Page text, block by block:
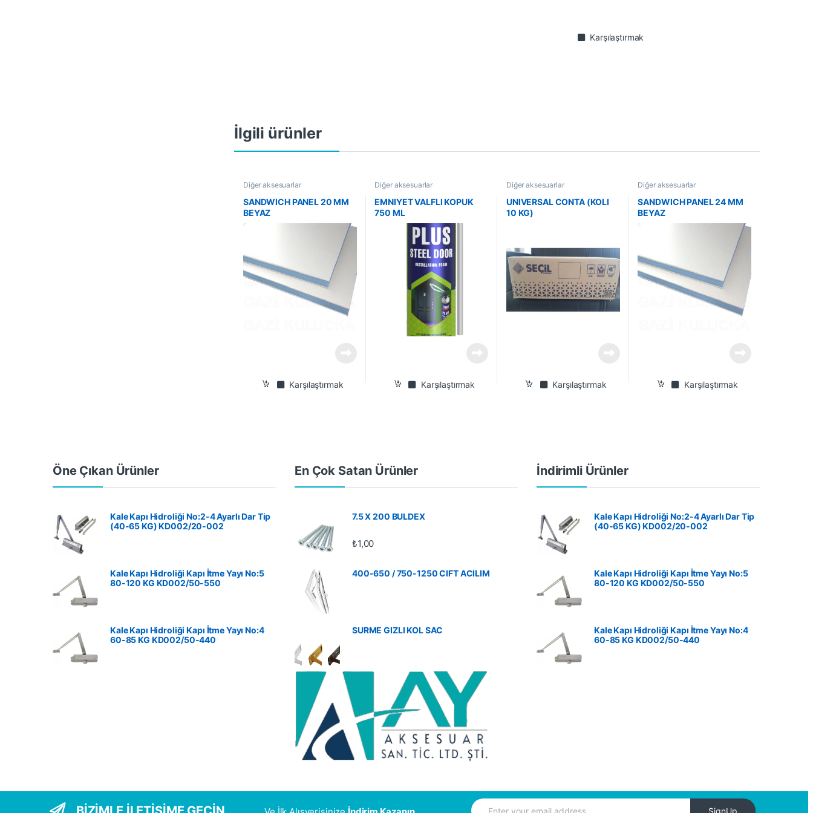
Karşılaştırmak
İlgili ürünler
Diğer aksesuarlar
SANDWICH PANEL 20 MM
BEYAZ
Karşılaştırmak
Diğer aksesuarlar
EMNIYET VALFLI KOPUK
750 ML
Karşılaştırmak
Diğer aksesuarlar
UNIVERSAL CONTA (KOLI
10 KG)
Karşılaştırmak
Diğer aksesuarlar
SANDWICH PANEL 24 MM
BEYAZ
Karşılaştırmak
Öne Çıkan Ürünler
Kale Kapı Hidroliği No:2-4 Ayarlı Dar Tip
(40-65 KG) KD002/20-002
Kale Kapı Hidroliği Kapı İtme Yayı No:5
80-120 KG ‎KD002/50-550
Kale Kapı Hidroliği Kapı İtme Yayı No:4
60-85 KG ‎KD002/50-440
En Çok Satan Ürünler
7.5 X 200 BULDEX
₺1,00
400-650 / 750-1250 CIFT ACILIM
SURME GIZLI KOL SAC
İndirimli Ürünler
Kale Kapı Hidroliği No:2-4 Ayarlı Dar Tip
(40-65 KG) KD002/20-002
Kale Kapı Hidroliği Kapı İtme Yayı No:5
80-120 KG ‎KD002/50-550
Kale Kapı Hidroliği Kapı İtme Yayı No:4
60-85 KG ‎KD002/50-440
E